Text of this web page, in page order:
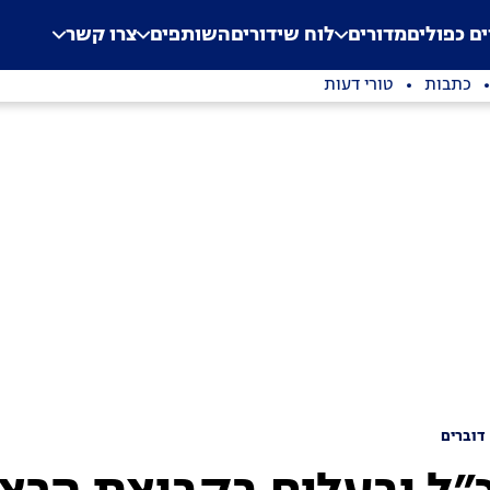
Application error: a
. כפוליםמדורים לוח שידוריםהשותפים צרו קשר
כתבות טורי דעות
דוברים